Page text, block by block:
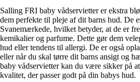
Salling FRI baby vådservietter er ekstra
dem perfekte til pleje af dit barns hud. De
Svanemærkede, hvilket betyder, at de er
kemikalier og parfume. Dette gør dem
hud eller tendens til allergi. De er også
eller når du skal tørre dit barns ansigt og
baby vådservietter kan du være sikker på
kvalitet, der passer godt på din babys hud.